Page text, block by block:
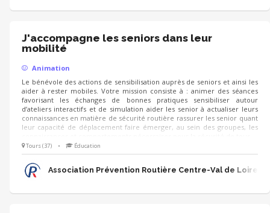
J'accompagne les seniors dans leur
mobilité
Animation
Le bénévole des actions de sensibilisation auprès de seniors et ainsi les
aider à rester mobiles. Votre mission consiste à : animer des séances
favorisant les échanges de bonnes pratiques sensibiliser autour
d’ateliers interactifs et de simulation aider les senior à actualiser leurs
connaissances en matière de sécurité routière rassurer les senior quant
leur capacité de déplacement faire émerger, au sein des groupes, les
Tours (37) • Éducation
Association Prévention Routière Centre-Val de Loire